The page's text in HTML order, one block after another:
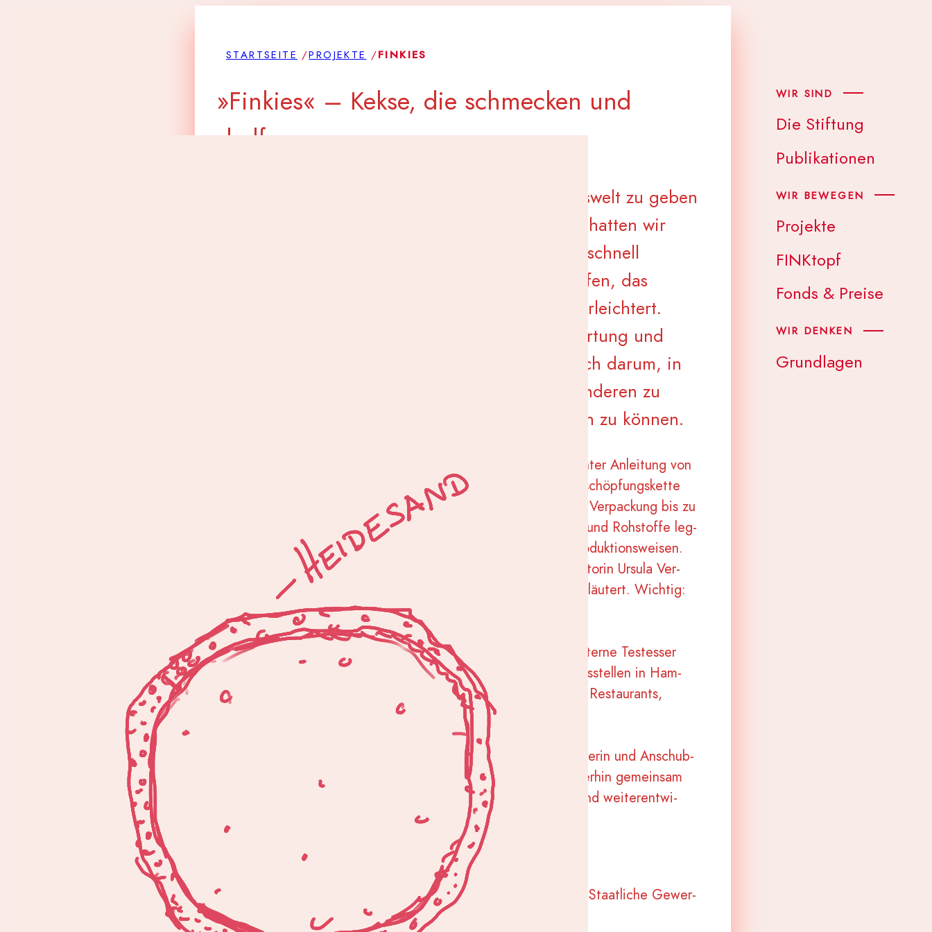
WIR SIND
Die Stiftung
Publikationen
WIR BEWEGEN
Projekte
FINKtopf
Fonds & Preise
WIR DENKEN
Grundlagen
STARTSEITE /PROJEKTE /FINKIES
»Finkies« – Kekse, die schmecken und
helfen
Die Idee, Schüler:innen Einblicke in die Arbeitswelt zu geben
und dies mit Backen von Keksen zu verbinden, hatten wir
2011. Auch der Name der Kekse »Finkies« war schnell
gefunden. Wir wollten ein Projekt ins Leben rufen, das
Jugendlichen den Einstieg in das Berufsleben erleichtert.
Neben Pünktlichkeit, Zuverlässigkeit, Verantwortung und
Selbst-Organisation ging es ganz nebenbei auch darum, in
einem Team zu arbeiten, tolerant gegenüber anderen zu
sein, sowie die eigene Persönlichkeit entwickeln zu können.
Um die­se Zie­le zu errei­chen, durch­lie­fen die Schüler:innen unter Anlei­tung von
Expert:innen und Anleiter:innen mög­lichst die gesam­te Wert­schöp­fungs­ket­te
der Keks-Pro­duk­ti­on – vom Ein­kauf über das Backen, von der Ver­pa­ckung bis zu
Wer­bung und zum Ver­trieb. Bei der Aus­wahl der Lie­fe­ran­ten und Roh­stof­fe leg­
ten wir Wert auf nach­hal­ti­ge, umwelt­scho­nen­de und fai­re Pro­duk­ti­ons­wei­sen.
Auf der Ver­pa­ckung, bei deren Gestal­tung wir mit der Illus­tra­to­rin Ursu­la Ver­
burg zusam­men­ge­ar­bei­tet haben, wird der Pro­jekt­ge­dan­ke erläu­tert. Wich­tig:
Alle Gewin­ne gin­gen zu 100% wie­der ins Pro­jekt.
Die Ergeb­nis­se konn­ten sich sehen las­sen: Nach­dem auch exter­ne Test­esser
Begeis­te­rung signa­li­sier­ten, wur­den zwei pro­mi­nen­te Ver­kaufs­stel­len in Ham­
burg – die Con­fi­se­rie Paul­sen sowie die Manu­fak­tur und drei Restau­rants,
Cafés und Shops »Schö­nes Leben« – gewon­nen.
Wir sehen uns bei dem Fin­kies-Pro­jekt vor allem als Ideen­ge­be­rin und Anschub­
fi­nan­zie­re­rin. Bei Inter­es­se kön­nen wir das Pro­jekt auch wei­ter­hin gemein­sam
mit Ham­bur­ger Schu­len und wei­te­ren Part­nern durch­füh­ren und wei­ter­ent­wi­
Das Pro­jekt war eine Koope­ra­ti­on mit der MOTTE und G3 — Staat­li­che Gewer­
be­schu­le.